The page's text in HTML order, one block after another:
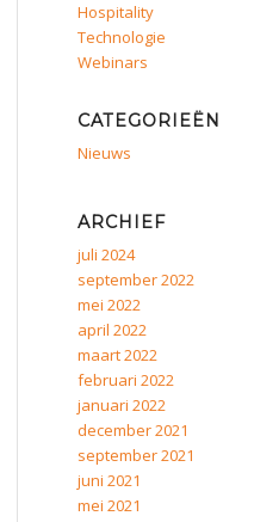
Hospitality
Technologie
Webinars
CATEGORIEËN
Nieuws
ARCHIEF
juli 2024
september 2022
mei 2022
april 2022
maart 2022
februari 2022
januari 2022
december 2021
september 2021
juni 2021
mei 2021